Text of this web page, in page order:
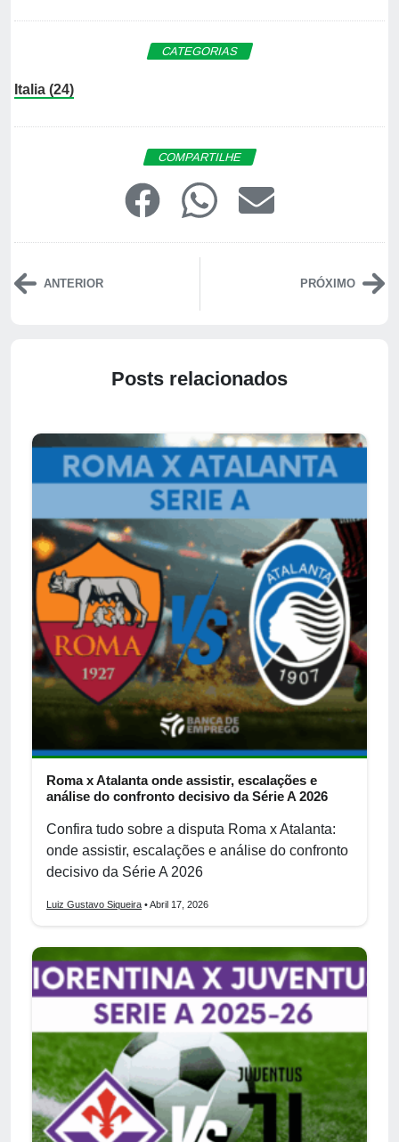
CATEGORIAS
Italia (24)
COMPARTILHE
ANTERIOR PRÓXIMO
Posts relacionados
Roma x Atalanta onde assistir, escalações e
análise do confronto decisivo da Série A 2026
Confira tudo sobre a disputa Roma x Atalanta:
onde assistir, escalações e análise do confronto
decisivo da Série A 2026
Luiz Gustavo Siqueira • Abril 17, 2026